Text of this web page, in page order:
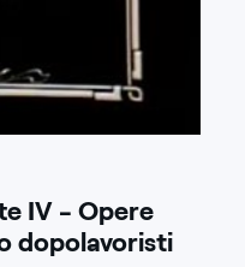
IV - Opere
dopolavoristi